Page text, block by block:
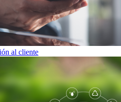
al cliente